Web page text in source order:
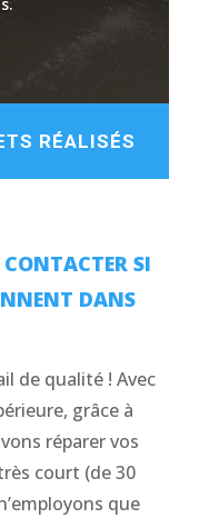
RÉALISÉS
SI
DANS
de qualité ! Avec
grâce à
réparer vos
court (de 30
que